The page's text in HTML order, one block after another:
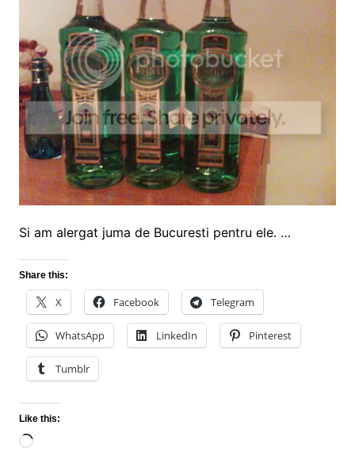
Si am alergat juma de Bucuresti pentru ele. …
Share this:
X Facebook Telegram
WhatsApp LinkedIn Pinterest
Tumblr
Like this:
Loading…